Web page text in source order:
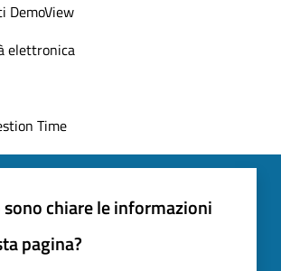
DemoView
elettronica
Time
sono chiare le informazioni
pagina?